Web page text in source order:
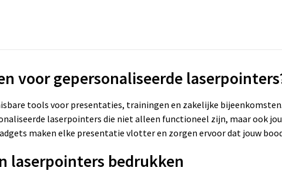
voor gepersonaliseerde
tools voor presentaties, trainingen en zakelijke
laserpointers die niet alleen functioneel zijn, maar ook
maken elke presentatie vlotter en zorgen ervoor dat jouw
laserpointers bedrukken